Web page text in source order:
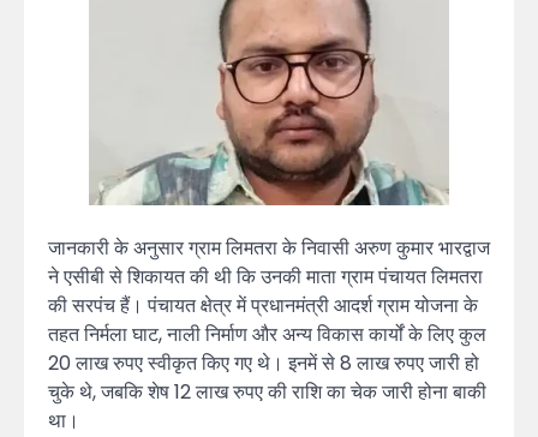
जानकारी के अनुसार ग्राम लिमतरा के निवासी अरुण कुमार भारद्वाज
ने एसीबी से शिकायत की थी कि उनकी माता ग्राम पंचायत लिमतरा
की सरपंच हैं। पंचायत क्षेत्र में प्रधानमंत्री आदर्श ग्राम योजना के
तहत निर्मला घाट, नाली निर्माण और अन्य विकास कार्यों के लिए कुल
20 लाख रुपए स्वीकृत किए गए थे। इनमें से 8 लाख रुपए जारी हो
चुके थे, जबकि शेष 12 लाख रुपए की राशि का चेक जारी होना बाकी
था।